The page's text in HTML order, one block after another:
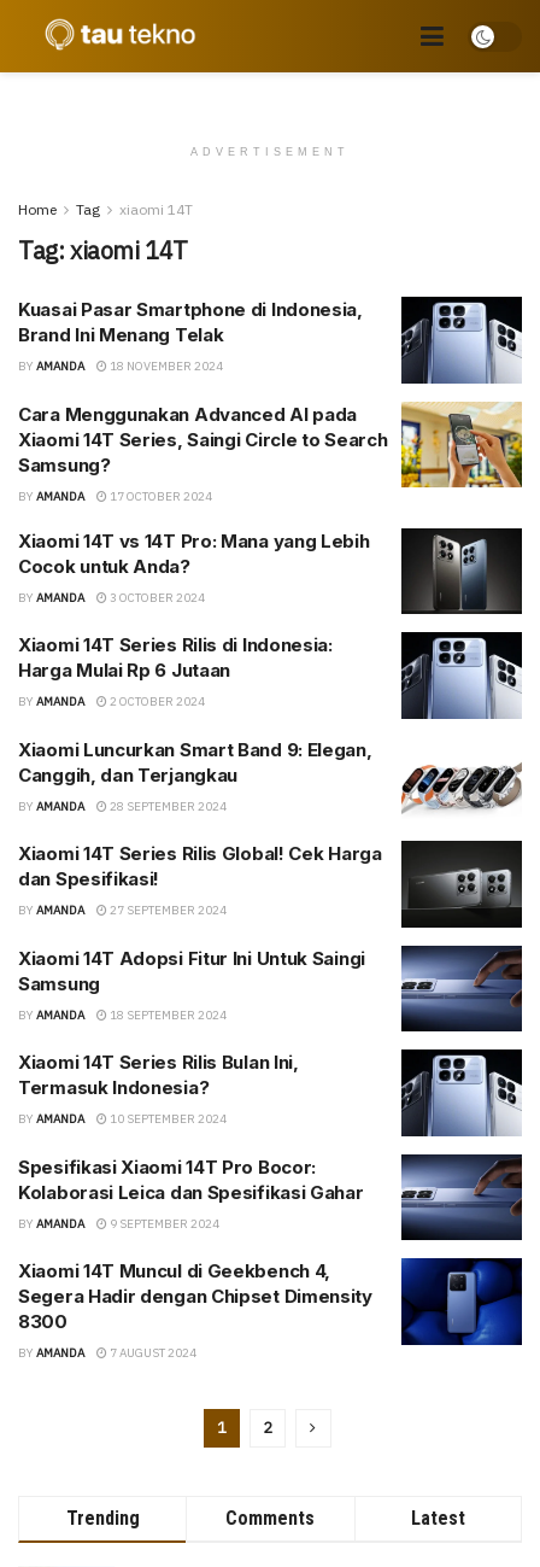
ADVERTISEMENT
Home Tag xiaomi 14T
Tag:xiaomi 14T
Kuasai Pasar Smartphone di Indonesia,
Brand Ini Menang Telak
BY AMANDA 18 NOVEMBER 2024
Cara Menggunakan Advanced AI pada
Xiaomi 14T Series, Saingi Circle to Search
Samsung?
BY AMANDA 17 OCTOBER 2024
Xiaomi 14T vs 14T Pro: Mana yang Lebih
Cocok untuk Anda?
BY AMANDA 3 OCTOBER 2024
Xiaomi 14T Series Rilis di Indonesia:
Harga Mulai Rp 6 Jutaan
BY AMANDA 2 OCTOBER 2024
Xiaomi Luncurkan Smart Band 9: Elegan,
Canggih, dan Terjangkau
BY AMANDA 28 SEPTEMBER 2024
Xiaomi 14T Series Rilis Global! Cek Harga
dan Spesifikasi!
BY AMANDA 27 SEPTEMBER 2024
Xiaomi 14T Adopsi Fitur Ini Untuk Saingi
Samsung
BY AMANDA 18 SEPTEMBER 2024
Xiaomi 14T Series Rilis Bulan Ini,
Termasuk Indonesia?
BY AMANDA 10 SEPTEMBER 2024
Spesifikasi Xiaomi 14T Pro Bocor:
Kolaborasi Leica dan Spesifikasi Gahar
BY AMANDA 9 SEPTEMBER 2024
Xiaomi 14T Muncul di Geekbench 4,
Segera Hadir dengan Chipset Dimensity
8300
BY AMANDA 7 AUGUST 2024
1 2
Trending Comments Latest